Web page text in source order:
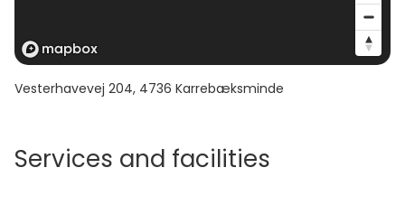
Vesterhavevej 204, 4736 Karrebæksminde
Services and facilities